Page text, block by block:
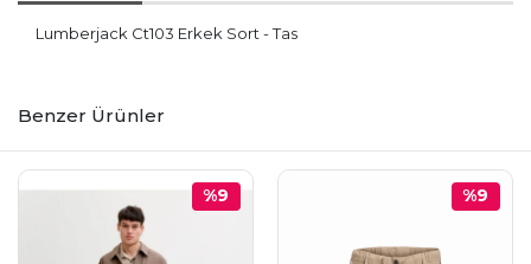
Lumberjack Ct103 Erkek Sort - Tas
Benzer Ürünler
%9 %9